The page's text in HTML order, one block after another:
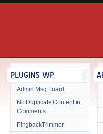
Admin Msg Board
No Duplicate Content in
Comments
PingbackTrimmer